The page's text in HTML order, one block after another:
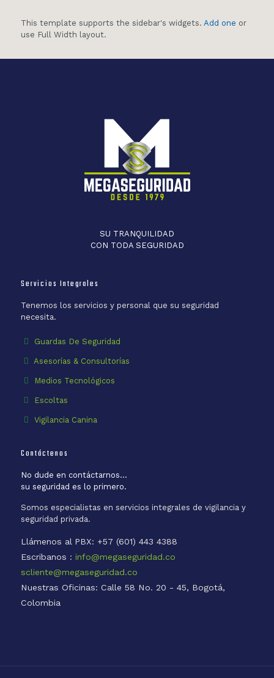
This template supports the sidebar's widgets. Add one or
use Full Width layout.
SU TRANQUILIDAD
CON TODA SEGURIDAD
Servicios Integrales
Tenemos los servicios y personal que su seguridad
necesita.
Guardas De Seguridad
Asesorías & Consultorías
Medios Tecnológicos
Escoltas
Vigilancia Canina
Contáctenos
No dude en contáctarnos...
su seguridad es lo primero.
Somos especialistas en servicios integrales de vigilancia y
seguridad privada.
Llámenos al PBX: +57 (601) 443 4388
Escribanos : info@megaseguridad.co
scliente@megaseguridad.co
Nuestras Oficinas: Calle 58 No. 20 - 45, Bogotá,
Colombia